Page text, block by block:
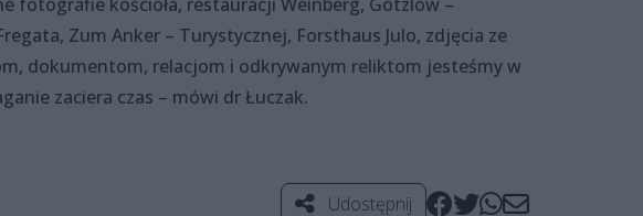
Zum Anker – Turystycznej, Forsthaus Julo, zdjęcia ze
dokumentom, relacjom i odkrywanym reliktom jesteśmy w
zaciera czas – mówi dr Łuczak.
Udostępnij